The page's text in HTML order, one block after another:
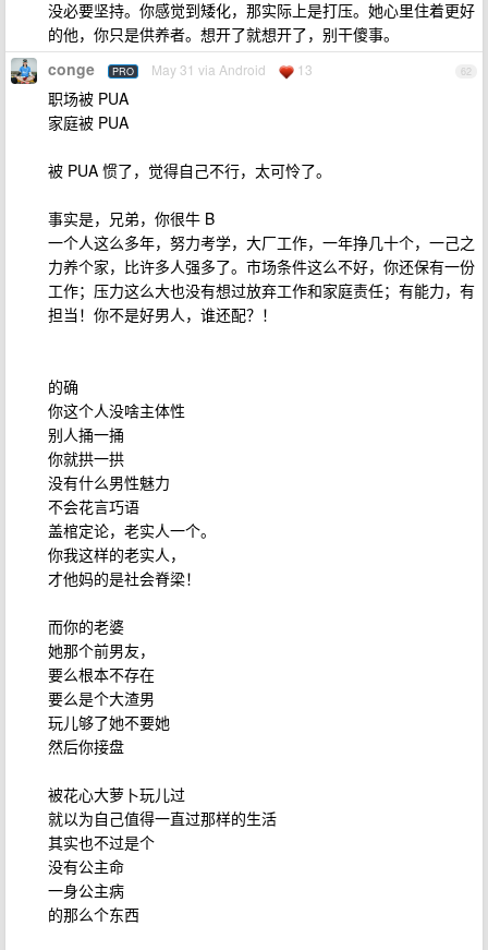
没必要坚持。你感觉到矮化，那实际上是打压。她心里住着更好
的他，你只是供养者。想开了就想开了，别干傻事。
62
conge PRO May 31 via Android 13
职场被 PUA
家庭被 PUA
被 PUA 惯了，觉得自己不行，太可怜了。
事实是，兄弟，你很牛 B
一个人这么多年，努力考学，大厂工作，一年挣几十个，一己之
力养个家，比许多人强多了。市场条件这么不好，你还保有一份
工作；压力这么大也没有想过放弃工作和家庭责任；有能力，有
担当！你不是好男人，谁还配？！
的确
你这个人没啥主体性
别人捅一捅
你就拱一拱
没有什么男性魅力
不会花言巧语
盖棺定论，老实人一个。
你我这样的老实人，
才他妈的是社会脊梁！
而你的老婆
她那个前男友，
要么根本不存在
要么是个大渣男
玩儿够了她不要她
然后你接盘
被花心大萝卜玩儿过
就以为自己值得一直过那样的生活
其实也不过是个
没有公主命
一身公主病
的那么个东西